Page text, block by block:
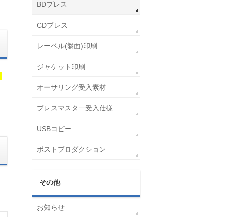
BDプレス
CDプレス
レーベル(盤面)印刷
ジャケット印刷
オーサリング受入素材
プレスマスター受入仕様
USBコピー
ポストプロダクション
その他
お知らせ